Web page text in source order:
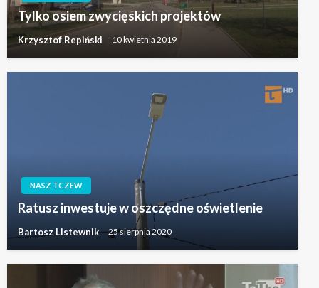
Tylko osiem zwycięskich projektów
Krzysztof Repiński 10 kwietnia 2019
NASZ TCZEW
Ratusz inwestuje w oszczędne oświetlenie
Bartosz Listewnik 25 sierpnia 2020